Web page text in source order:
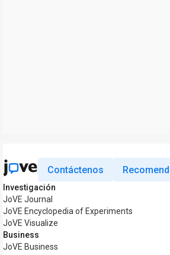
Contáctenos
Investigación
JoVE Journal
JoVE Encyclopedia of Experiments
JoVE Visualize
Business
JoVE Business